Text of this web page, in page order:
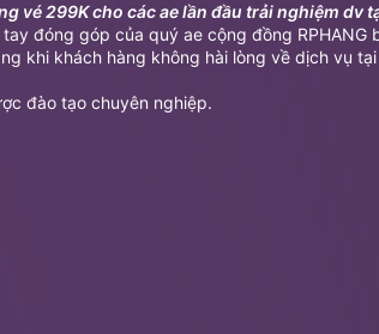
vé 299K cho các ae lần đầu trải nghiệm dv
đóng góp của quý ae cộng đồng RPHANG
khi khách hàng không hài lòng về dịch vụ
đào tạo chuyên nghiệp.